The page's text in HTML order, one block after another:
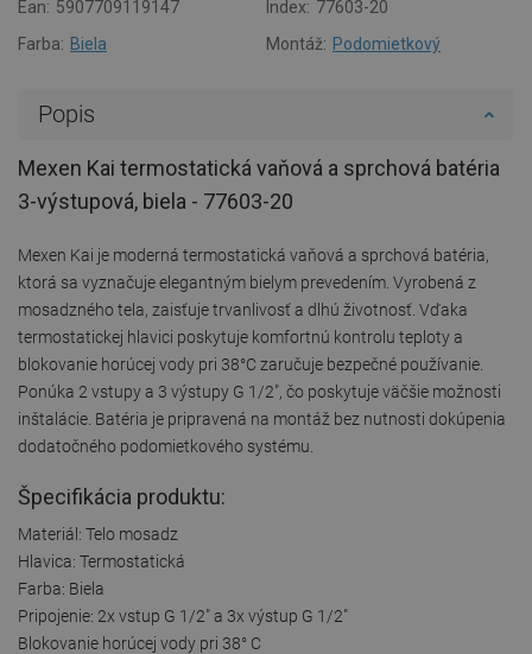
Ean: 5907709119147 Index: 77603-20
Farba: Biela Montáž: Podomietkový
Popis
Mexen Kai termostatická vaňová a sprchová batéria
3-výstupová, biela - 77603-20
Mexen Kai je moderná termostatická vaňová a sprchová batéria,
ktorá sa vyznačuje elegantným bielym prevedením. Vyrobená z
mosadzného tela, zaisťuje trvanlivosť a dlhú životnosť. Vďaka
termostatickej hlavici poskytuje komfortnú kontrolu teploty a
blokovanie horúcej vody pri 38°C zaručuje bezpečné používanie.
Ponúka 2 vstupy a 3 výstupy G 1/2", čo poskytuje väčšie možnosti
inštalácie. Batéria je pripravená na montáž bez nutnosti dokúpenia
dodatočného podomietkového systému.
Špecifikácia produktu:
Materiál: Telo mosadz
Hlavica: Termostatická
Farba: Biela
Pripojenie: 2x vstup G 1/2" a 3x výstup G 1/2"
Blokovanie horúcej vody pri 38° C